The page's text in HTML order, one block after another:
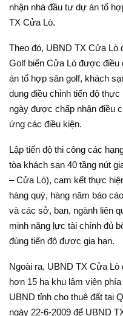
nhận nhà đầu tư dự án tổ
TX Cửa Lò.
Theo đó, UBND TX Cửa Lò
Golf biển Cửa Lò được
án tổ hợp sân golf, khách
dung điều chỉnh tiến độ
ngày được chấp nhận điều
ứng các điều kiện.
Lập tiến độ thi công các
tòa khách sạn 40 tầng nút
– Cửa Lò), cam kết thực
hàng quý, hàng năm báo
và các sở, ban, ngành liên
minh năng lực tài chính đủ
đúng tiến độ được gia hạn.
Ngoài ra, UBND TX Cửa Lò
hơn 15 ha khu lâm viên
UBND tỉnh cho thuê đất tại
ngày 22-6-2009 để UBND